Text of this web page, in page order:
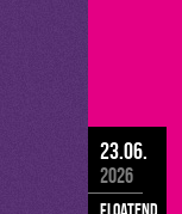
23.06.
2026
floatend